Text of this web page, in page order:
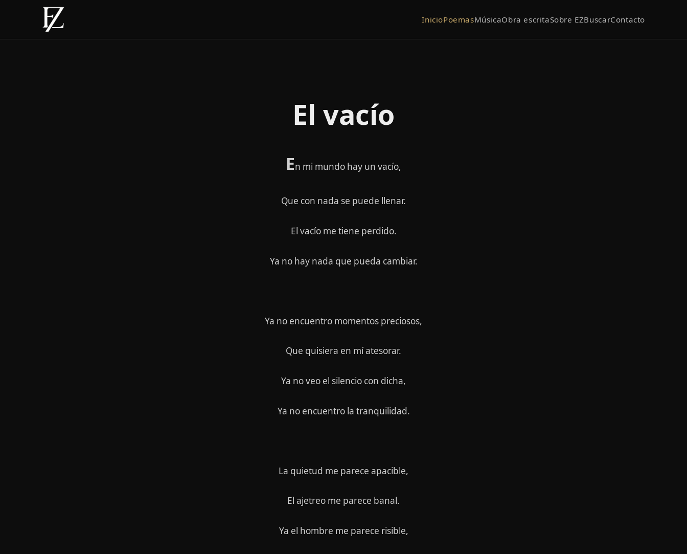
InicioPoemasMúsicaObra escritaSobre EZBuscarContacto
El vacío
En mi mundo hay un vacío,
Que con nada se puede llenar.
El vacío me tiene perdido.
Ya no hay nada que pueda cambiar.
Ya no encuentro momentos preciosos,
Que quisiera en mí atesorar.
Ya no veo el silencio con dicha,
Ya no encuentro la tranquilidad.
La quietud me parece apacible,
El ajetreo me parece banal.
Ya el hombre me parece risible,